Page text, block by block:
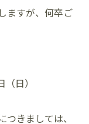
ますが、何卒ご
日）
きましては、